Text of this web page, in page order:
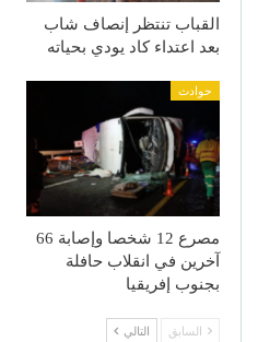
القباب تنتظر إنصاف شاب
بعد اعتداء كاد يودي بحياته
حوادث
مصرع 12 شخصا وإصابة 66
آخرين في انقلاب حافلة
بجنوب إفريقيا
السابق التالي